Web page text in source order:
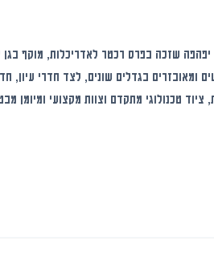
יפהפה שזכה בפרס רכטר לאדריכלות, מוקף בגן
ומאובזרים בגדלים שונים, לצד חדרי עיון,
טכנולוגי מתקדם וצוות מקצועי ומיומן